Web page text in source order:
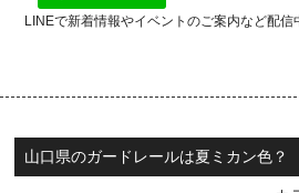
LINEで新着情報やイベントのご案内など配
山口県のガードレールは夏ミカン色？